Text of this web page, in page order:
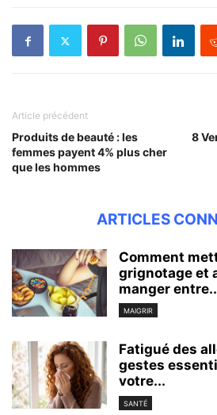
Article précédent
Produits de beauté : les
femmes payent 4% plus cher
que les hommes
8
ARTICLES
Comment
grignotage et
manger
MAIGRIR
Fatigué des
gestes
votre...
SANTÉ